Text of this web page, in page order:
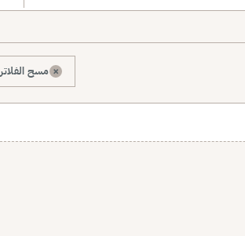
× مسح الفلاتر